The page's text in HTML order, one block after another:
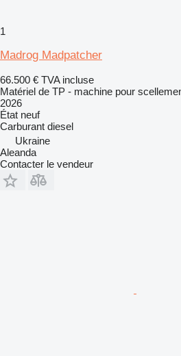
1
Madrog Madpatcher
66.500 € TVA incluse
Matériel de TP - machine pour
2026
État neuf
Carburant diesel
Ukraine
Aleanda
Contacter le vendeur